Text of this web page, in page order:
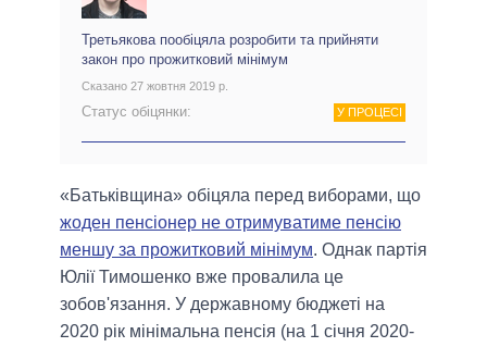
Третьякова пообіцяла розробити та прийняти
закон про прожитковий мінімум
Сказано 27 жовтня 2019 р.
Статус обіцянки: У ПРОЦЕСІ
«Батьківщина» обіцяла перед виборами, що
жоден пенсіонер не отримуватиме пенсію
меншу за прожитковий мінімум. Однак партія
Юлії Тимошенко вже провалила це
зобов'язання. У державному бюджеті на
2020 рік мінімальна пенсія (на 1 січня 2020-